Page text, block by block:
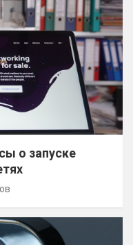
о запуске